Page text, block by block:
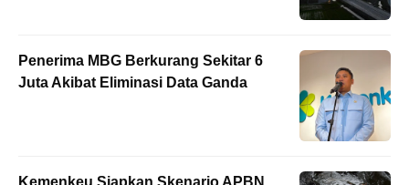
Penerima MBG Berkurang Sekitar 6
Juta Akibat Eliminasi Data Ganda
Kemenkeu Siapkan Skenario APBN